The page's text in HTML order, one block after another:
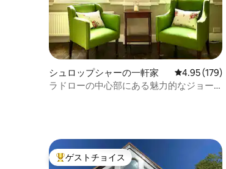
シュロップシャーの一軒家 レビュー
4.95 (179)
ラドローの中心部にある魅力的なジョー
大好評のゲストチョイスです。
ゲストチョイス